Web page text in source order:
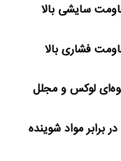
سایشی بالا
فشاری بالا
لوکس و مجلل
برابر مواد شوینده